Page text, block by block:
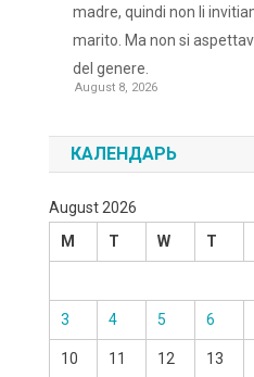
madre, quindi non li
marito. Ma non si
del genere.
August 8, 2026
КАЛЕНДАРЬ
August 2026
M
T W T
3 4 5 6
10 11 12 13